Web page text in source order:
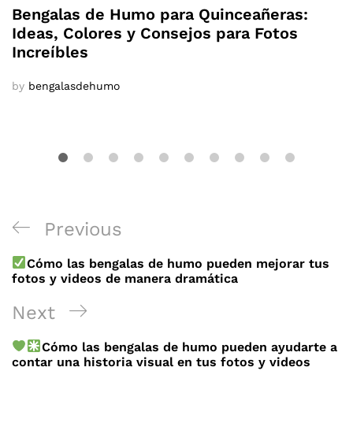
Bengalas de Humo para Quinceañeras:
Ideas, Colores y Consejos para Fotos
Increíbles
by bengalasdehumo
Navegación
de
entradas
Previous
Post
Previous
Cómo las bengalas de humo pueden mejorar tus
fotos y videos de manera dramática
Next
Post
Next
Cómo las bengalas de humo pueden ayudarte a
contar una historia visual en tus fotos y videos